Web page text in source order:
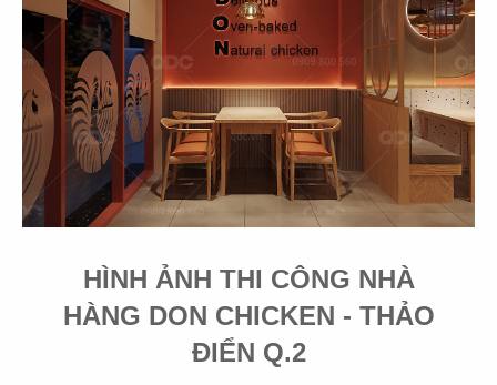
HÌNH ẢNH THI CÔNG NHÀ
HÀNG DON CHICKEN - THẢO
ĐIỂN Q.2
35
EL GAUCHO
CN Thiso Mall
36
EL GAUCHO
CN Hội An
38